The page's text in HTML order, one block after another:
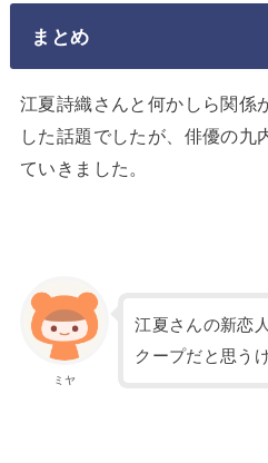
まとめ
江夏詩織さんと何かしら関係
した話題でしたが、俳優の九
ていきました。
ミヤ
江夏さんの新恋
クープだと思う